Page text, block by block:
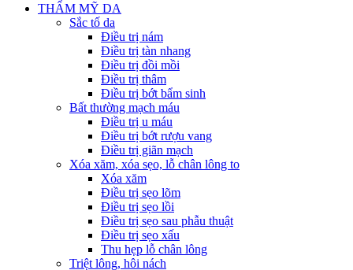
THẨM MỸ DA
Sắc tố da
Điều trị nám
Điều trị tàn nhang
Điều trị đồi mồi
Điều trị thâm
Điều trị bớt bẩm sinh
Bất thường mạch máu
Điều trị u máu
Điều trị bớt rượu vang
Điều trị giãn mạch
Xóa xăm, xóa sẹo, lỗ chân lông to
Xóa xăm
Điều trị sẹo lõm
Điều trị sẹo lồi
Điều trị sẹo sau phẫu thuật
Điều trị sẹo xấu
Thu hẹp lỗ chân lông
Triệt lông, hôi nách